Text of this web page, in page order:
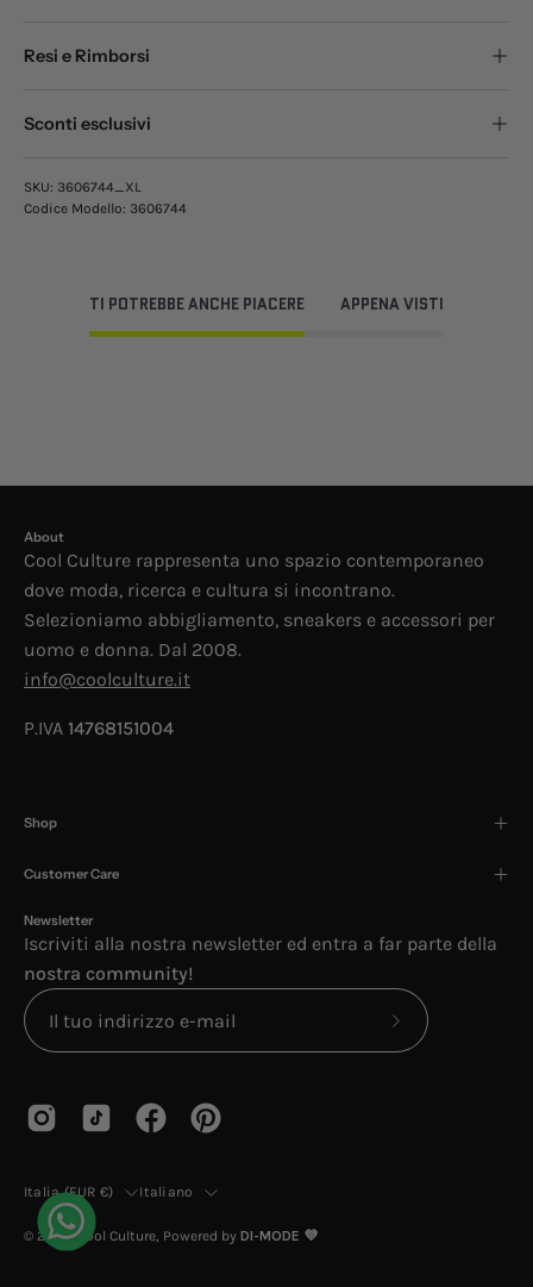
Resi e Rimborsi
Sconti esclusivi
SKU: 3606744_XL
Codice Modello: 3606744
TI POTREBBE ANCHE PIACERE APPENA VISTI
About
Cool Culture rappresenta uno spazio contemporaneo
dove moda, ricerca e cultura si incontrano.
Selezioniamo abbigliamento, sneakers e accessori per
uomo e donna. Dal 2008.
info@coolculture.it
P.IVA 14768151004
Shop
Customer Care
Newsletter
Iscriviti alla nostra newsletter ed entra a far parte della
nostra community!
Iscriviti
Paese
Italia (EUR €) Lingua
Italiano
© 2026,Cool Culture, Powered by DI-MODE 💜